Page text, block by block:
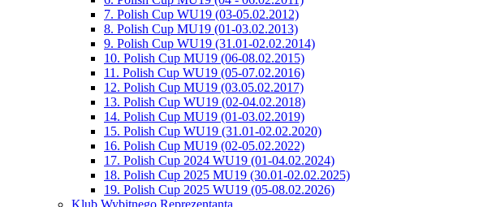
7. Polish Cup WU19 (03-05.02.2012)
8. Polish Cup MU19 (01-03.02.2013)
9. Polish Cup WU19 (31.01-02.02.2014)
10. Polish Cup MU19 (06-08.02.2015)
11. Polish Cup WU19 (05-07.02.2016)
12. Polish Cup MU19 (03.05.02.2017)
13. Polish Cup WU19 (02-04.02.2018)
14. Polish Cup MU19 (01-03.02.2019)
15. Polish Cup WU19 (31.01-02.02.2020)
16. Polish Cup MU19 (02-05.02.2022)
17. Polish Cup 2024 WU19 (01-04.02.2024)
18. Polish Cup 2025 MU19 (30.01-02.02.2025)
19. Polish Cup 2025 WU19 (05-08.02.2026)
Klub Wybitnego Reprezentanta